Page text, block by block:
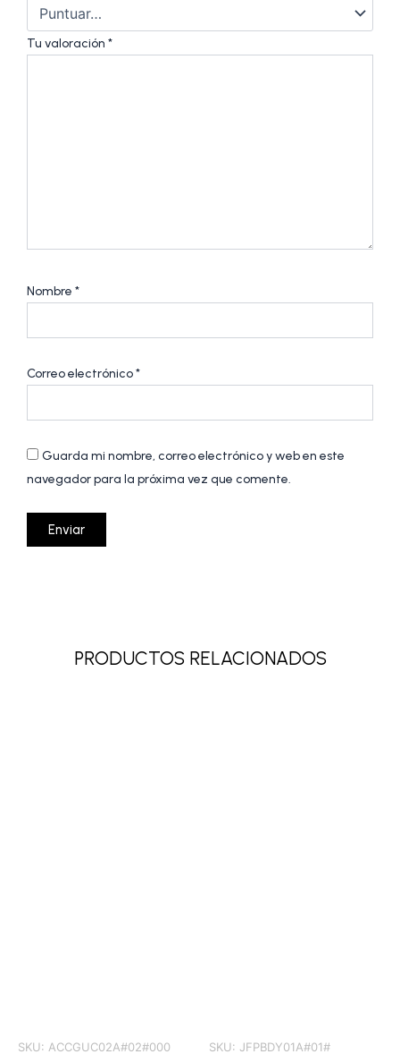
Tu valoración *
Nombre *
Correo electrónico*
Guarda mi nombre, correo electrónico y web en este
navegador para la próxima vez que comente.
PRODUCTOS RELACIONADOS
SKU: ACCGUC02A#02#000 SKU: JFPBDY01A#01#